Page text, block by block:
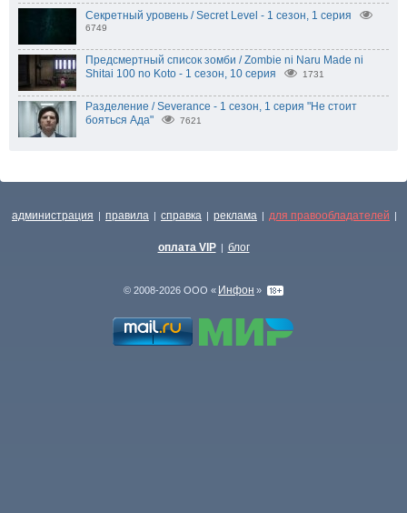
Секретный уровень / Secret Level - 1 сезон, 1 серия
6749
Предсмертный список зомби / Zombie ni Naru Made ni
Shitai 100 no Koto - 1 сезон, 10 серия
1731
Разделение / Severance - 1 сезон, 1 серия "Не стоит
бояться Ада"
7621
администрация | правила | справка | реклама | для правообладателей |
оплата VIP | блог
© 2008-2026 ООО « Инфон »